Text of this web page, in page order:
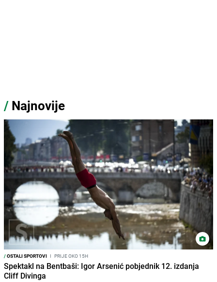
/ Najnovije
/OSTALI SPORTOVI I PRIJE OKO 15H
Spektakl na Bentbaši: Igor Arsenić pobjednik 12. izdanja
Cliff Divinga